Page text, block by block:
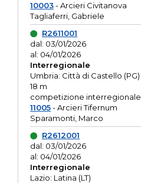
10003- Arcieri Civitanova
Tagliaferri, Gabriele
R2611001
dal: 03/01/2026
al: 04/01/2026
Interregionale
Umbria: Città di Castello (PG)
18 m
competizione interregionale
11005- Arcieri Tifernum
Sparamonti, Marco
R2612001
dal: 03/01/2026
al: 04/01/2026
Interregionale
Lazio: Latina (LT)